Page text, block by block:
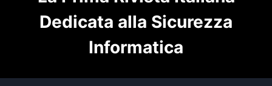
Dedicata alla Sicurezza
Informatica